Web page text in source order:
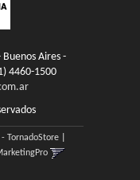
Aires -
4460-1500
TornadoStore